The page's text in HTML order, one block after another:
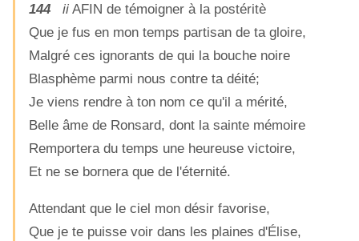
144 ii AFIN de témoigner à la postéritè
Que je fus en mon temps partisan de ta gloire,
Malgré ces ignorants de qui la bouche noire
Blasphème parmi nous contre ta déité;
Je viens rendre à ton nom ce qu'il a mérité,
Belle âme de Ronsard, dont la sainte mémoire
Remportera du temps une heureuse victoire,
Et ne se bornera que de l'éternité.
Attendant que le ciel mon désir favorise,
Que je te puisse voir dans les plaines d'Élise,